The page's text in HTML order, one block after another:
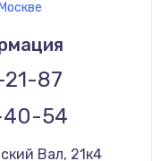
87
40-54
Вал, 21к4